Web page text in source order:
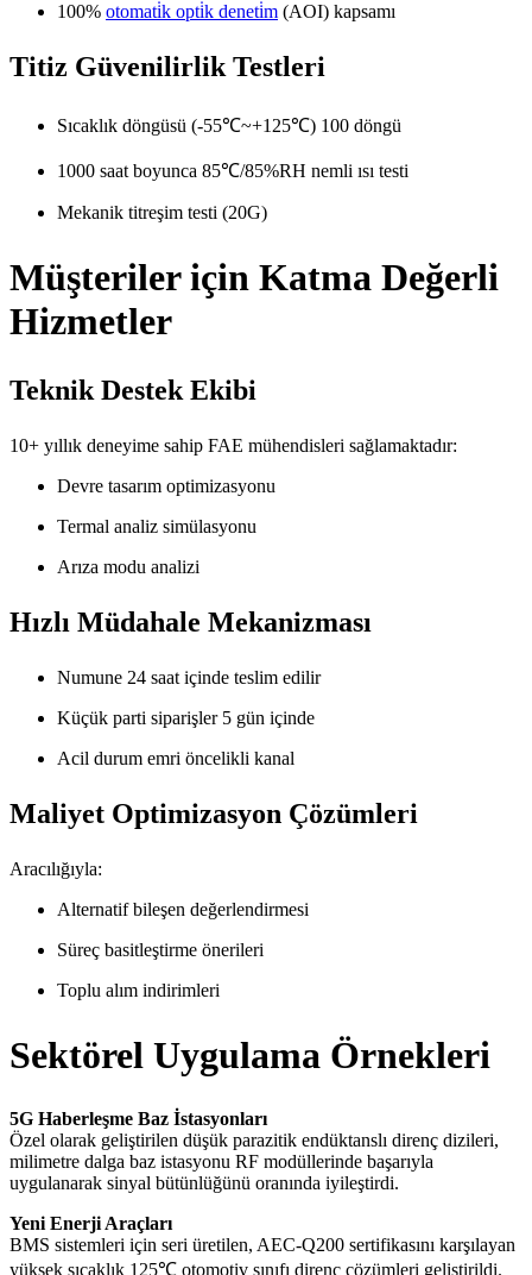
100% otomati̇k opti̇k deneti̇m (AOI) kapsamı
Titiz Güvenilirlik Testleri
Sıcaklık döngüsü (-55℃~+125℃) 100 döngü
1000 saat boyunca 85℃/85%RH nemli ısı testi
Mekanik titreşim testi (20G)
Müşteriler için Katma Değerli
Hizmetler
Teknik Destek Ekibi
10+ yıllık deneyime sahip FAE mühendisleri sağlamaktadır:
Devre tasarım optimizasyonu
Termal analiz simülasyonu
Arıza modu analizi
Hızlı Müdahale Mekanizması
Numune 24 saat içinde teslim edilir
Küçük parti siparişler 5 gün içinde
Acil durum emri öncelikli kanal
Maliyet Optimizasyon Çözümleri
Aracılığıyla:
Alternatif bileşen değerlendirmesi
Süreç basitleştirme önerileri
Toplu alım indirimleri
Sektörel Uygulama Örnekleri
5G Haberleşme Baz İstasyonları
Özel olarak geliştirilen düşük parazitik endüktanslı direnç dizileri,
milimetre dalga baz istasyonu RF modüllerinde başarıyla
uygulanarak sinyal bütünlüğünü oranında iyileştirdi.
Yeni Enerji Araçları
BMS sistemleri için seri üretilen, AEC-Q200 sertifikasını karşılayan
yüksek sıcaklık 125℃ otomotiv sınıfı direnç çözümleri geliştirildi.